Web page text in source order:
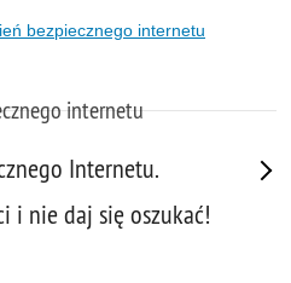
bezpiecznego internetu
internetu
Internetu.
i nie daj się oszukać!